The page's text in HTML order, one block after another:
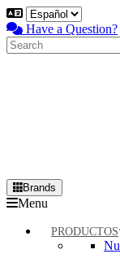
Have a Question?
Brands
Primary
Menu
PRODUCTOS